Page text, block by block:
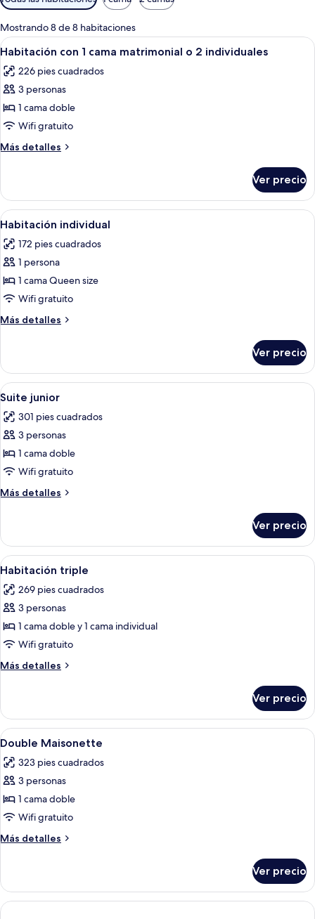
disponibles
para
las
habitaciones
Mostrando 8 de 8 habitaciones
Abrir
todas
las
fotos
de
Habitación
con
1
matrimonial
o
2
individuales
Habitación de hotel con una cama
6
Habitación con 1 cama matrimonial o 2 individuales
226 pies cuadrados
3 personas
1 cama doble
Wifi gratuito
Más detalles
Más
con
cama
o
2
Ver precio
Abrir
todas
las
fotos
de
Habitación
individual
Habitación de hotel con cabecera
5
Habitación individual
172 pies cuadrados
1 persona
1 cama Queen size
Wifi gratuito
Más detalles
Más
individual
Ver precio
Abrir
todas
las
fotos
de
Suite
junior
Una habitación de hotel moderna
5
Suite junior
301 pies cuadrados
3 personas
1 cama doble
Wifi gratuito
Más detalles
Más
junior
Ver precio
Abrir
todas
las
fotos
de
Habitación
triple
Una habitación de hotel con dos
4
Habitación triple
269 pies cuadrados
3 personas
1 cama doble y 1 cama individual
Wifi gratuito
Más detalles
Más
triple
Ver precio
Abrir
todas
las
fotos
de
Double
Maisonette
Un dormitorio moderno con un sofá
5
Double Maisonette
323 pies cuadrados
3 personas
1 cama doble
Wifi gratuito
Más detalles
Más
Maisonette
Ver precio